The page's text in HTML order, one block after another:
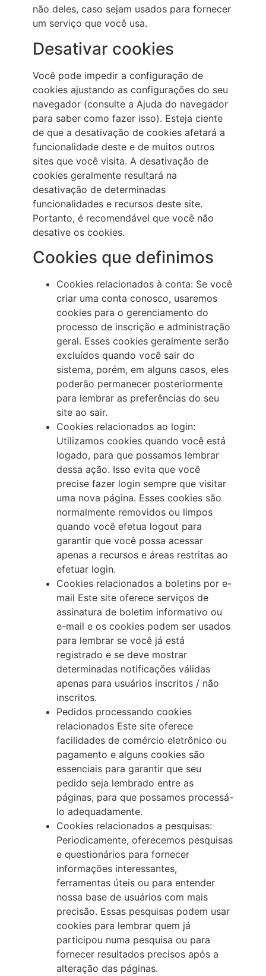
não deles, caso sejam usados para fornecer
um serviço que você usa.
Desativar cookies
Você pode impedir a configuração de
cookies ajustando as configurações do seu
navegador (consulte a Ajuda do navegador
para saber como fazer isso). Esteja ciente
de que a desativação de cookies afetará a
funcionalidade deste e de muitos outros
sites que você visita. A desativação de
cookies geralmente resultará na
desativação de determinadas
funcionalidades e recursos deste site.
Portanto, é recomendável que você não
desative os cookies.
Cookies que definimos
Cookies relacionados à conta: Se você
criar uma conta conosco, usaremos
cookies para o gerenciamento do
processo de inscrição e administração
geral. Esses cookies geralmente serão
excluídos quando você sair do
sistema, porém, em alguns casos, eles
poderão permanecer posteriormente
para lembrar as preferências do seu
site ao sair.
Cookies relacionados ao login:
Utilizamos cookies quando você está
logado, para que possamos lembrar
dessa ação. Isso evita que você
precise fazer login sempre que visitar
uma nova página. Esses cookies são
normalmente removidos ou limpos
quando você efetua logout para
garantir que você possa acessar
apenas a recursos e áreas restritas ao
efetuar login.
Cookies relacionados a boletins por e-
mail Este site oferece serviços de
assinatura de boletim informativo ou
e-mail e os cookies podem ser usados
para lembrar se você já está
registrado e se deve mostrar
determinadas notificações válidas
apenas para usuários inscritos / não
inscritos.
Pedidos processando cookies
relacionados Este site oferece
facilidades de comércio eletrônico ou
pagamento e alguns cookies são
essenciais para garantir que seu
pedido seja lembrado entre as
páginas, para que possamos processá-
lo adequadamente.
Cookies relacionados a pesquisas:
Periodicamente, oferecemos pesquisas
e questionários para fornecer
informações interessantes,
ferramentas úteis ou para entender
nossa base de usuários com mais
precisão. Essas pesquisas podem usar
cookies para lembrar quem já
participou numa pesquisa ou para
fornecer resultados precisos após a
alteração das páginas.